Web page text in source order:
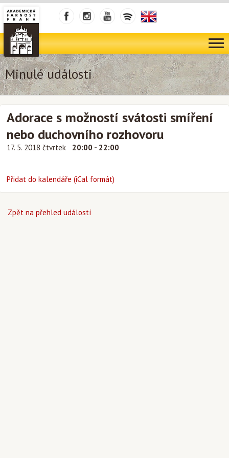
Minulé události
Adorace s možností svátosti smíření
nebo duchovního rozhovoru
17. 5. 2018 čtvrtek 20:00 - 22:00
Přidat do kalendáře (iCal formát)
Zpět na přehled událostí